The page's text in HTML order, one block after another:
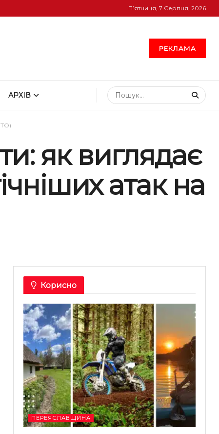
П’ятниця, 7 Серпня, 2026
РЕКЛАМА
АРХІВ
як виглядає
атак на
Корисно
ПЕРЕЯСЛАВЩИНА